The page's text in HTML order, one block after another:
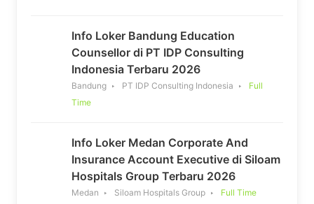
Info Loker Bandung Education
Counsellor di PT IDP Consulting
Indonesia Terbaru 2026
Bandung PT IDP Consulting Indonesia
Full
Time
Info Loker Medan Corporate And
Insurance Account Executive di Siloam
Hospitals Group Terbaru 2026
Medan Siloam Hospitals Group Full Time